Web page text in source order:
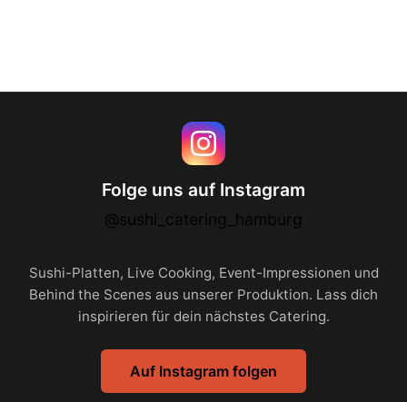
Folge uns auf Instagram
@sushi_catering_hamburg
Sushi-Platten, Live Cooking, Event-Impressionen und
Behind the Scenes aus unserer Produktion. Lass dich
inspirieren für dein nächstes Catering.
Auf Instagram folgen